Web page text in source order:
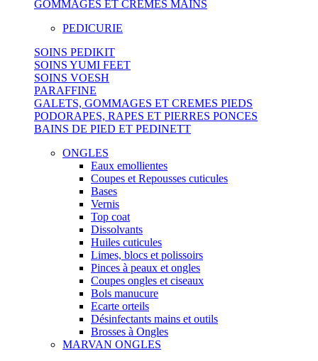
GOMMAGES ET CREMES MAINS
PEDICURIE
SOINS PEDIKIT
SOINS YUMI FEET
SOINS VOESH
PARAFFINE
GALETS, GOMMAGES ET CREMES PIEDS
PODORAPES, RAPES ET PIERRES PONCES
BAINS DE PIED ET PEDINETT
ONGLES
Eaux emollientes
Coupes et Repousses cuticules
Bases
Vernis
Top coat
Dissolvants
Huiles cuticules
Limes, blocs et polissoirs
Pinces à peaux et ongles
Coupes ongles et ciseaux
Bols manucure
Ecarte orteils
Désinfectants mains et outils
Brosses à Ongles
MARVAN ONGLES